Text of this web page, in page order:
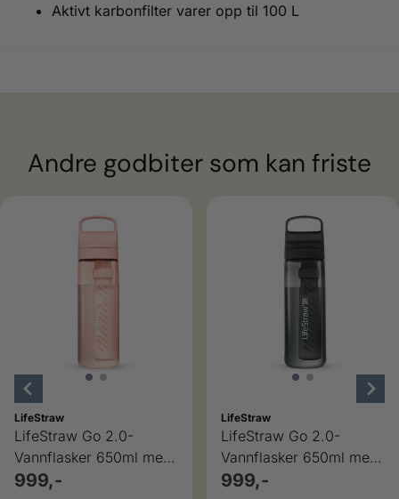
Aktivt karbonfilter varer opp til 100 L
Andre godbiter som kan friste
LifeStraw
LifeStraw Go 2.0-
Vannflasker 650ml med
rensefilter
999,-
LifeStraw
LifeStraw Go 2.0-
Vannflasker 650ml med
rensefilter
999,-